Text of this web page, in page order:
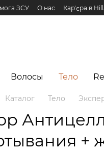
ЗСУ О нас
Карʼєра в
программа Hillary
Волосы Тело
Каталог Тело
+